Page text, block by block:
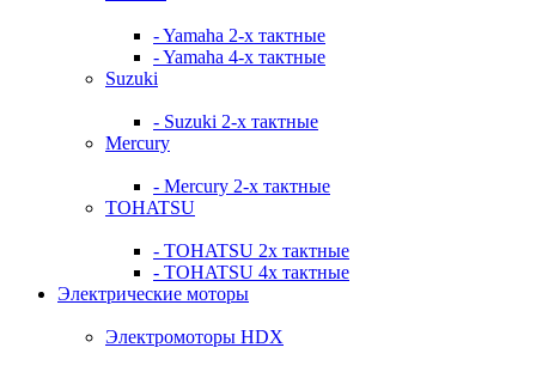
- Yamaha 2-х тактные
- Yamaha 4-х тактные
Suzuki
- Suzuki 2-х тактные
Mercury
- Mercury 2-х тактные
TOHATSU
- TOHATSU 2х тактные
- TOHATSU 4х тактные
Электрические моторы
Электромоторы HDX